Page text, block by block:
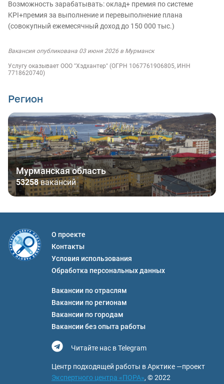
Возможность зарабатывать: оклад+ премия по системе
KPI+премия за выполнение и перевыполнение плана
(совокупный ежемесячный доход до 150 000 тыс.)
Вакансия опубликована 03 июня 2026 в Мурманск
Услугу оказывает ООО "Хэдхантер" (ОГРН 1067761906805, ИНН
7718620740)
Регион
Мурманская область
53258вакансий
О проекте
Контакты
Условия использования
Обработка персональных данных
Вакансии по отраслям
Вакансии по регионам
Вакансии по городам
Вакансии без опыта работы
Читайте нас в Telegram
Центр подходящей работы в Арктике —проект
Экспертного центра «ПОРА», © 2022